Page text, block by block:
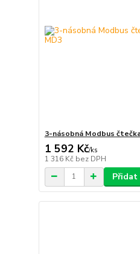
3-násobná Modbus
1 592 Kč/ks
1 316 Kč bez DPH
Přidat